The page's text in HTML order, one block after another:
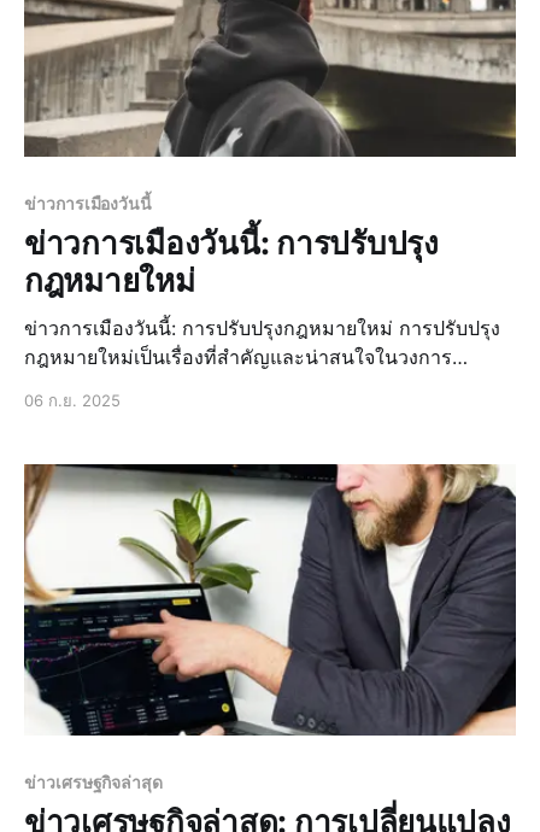
ข่าวการเมืองวันนี้
ข่าวการเมืองวันนี้: การปรับปรุง
กฎหมายใหม่
ข่าวการเมืองวันนี้: การปรับปรุงกฎหมายใหม่ การปรับปรุง
กฎหมายใหม่เป็นเรื่องที่สำคัญและน่าสนใจในวงการ
อยู่ให้เหมาะสมกับสถานการณ์ปัจจุบันและตอบสนองต่อ
ความต้องการของประชาชน ข่
06 ก.ย. 2025
ข่าวเศรษฐกิจล่าสุด
ข่าวเศรษฐกิจล่าสุด: การเปลี่ยนแปลง